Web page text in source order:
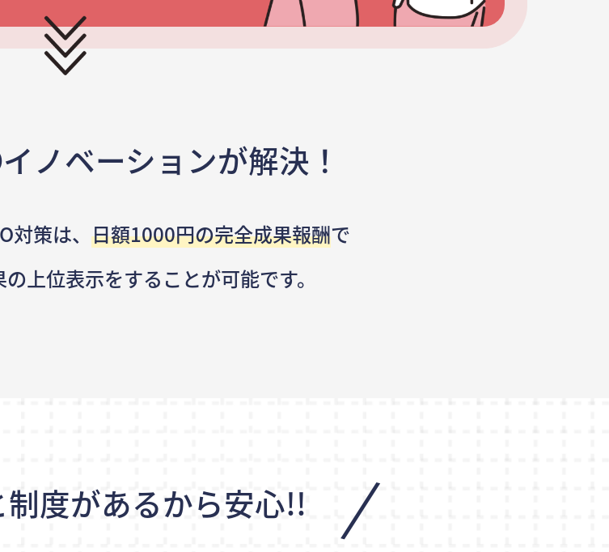
ノベーションが解決！
策は、 日額1000円の完全成果報酬で
の 上位表示をすることが可能です。
度があるから安心!! /